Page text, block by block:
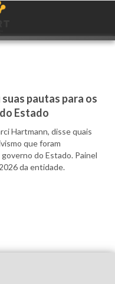
pautas para os
Estado
Hartmann, disse quais
que foram
do Estado. Painel
da entidade.